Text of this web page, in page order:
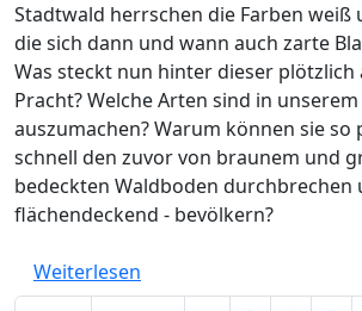
Stadtwald herrschen die Farben weiß
die sich dann und wann auch zarte
Was steckt nun hinter dieser
Pracht? Welche Arten sind in unserem
auszumachen? Warum können sie so
schnell den zuvor von braunem und
bedeckten Waldboden durchbrechen
flächendeckend - bevölkern?
Weiterlesen